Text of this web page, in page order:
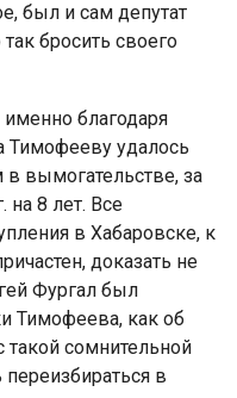
был и сам депутат
бросить своего
благодаря
Тимофееву удалось
в вымогательстве, за
на 8 лет. Все
в Хабаровске, к
доказать не
Фургал был
Тимофеева, как об
такой сомнительной
в